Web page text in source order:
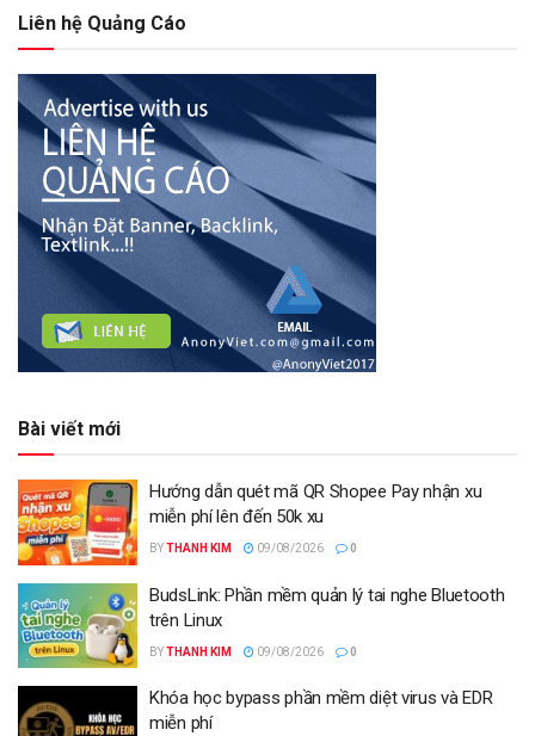
Liên hệ Quảng Cáo
Bài viết mới
Hướng dẫn quét mã QR Shopee Pay nhận xu
miễn phí lên đến 50k xu
BYTHANH KIM 09/08/2026 0
BudsLink: Phần mềm quản lý tai nghe Bluetooth
trên Linux
BYTHANH KIM 09/08/2026 0
Khóa học bypass phần mềm diệt virus và EDR
miễn phí